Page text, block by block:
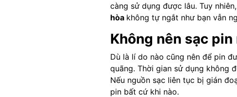
càng sử dụng được lâu. Tuy
hòa không tự ngắt như bạn vẫn
Không nên sạc
Dù là lí do nào cũng nên để pin
quãng. Thời gian sử dụng không
Nếu nguồn sạc liên tục bị gián
pin bất cứ khi nào.